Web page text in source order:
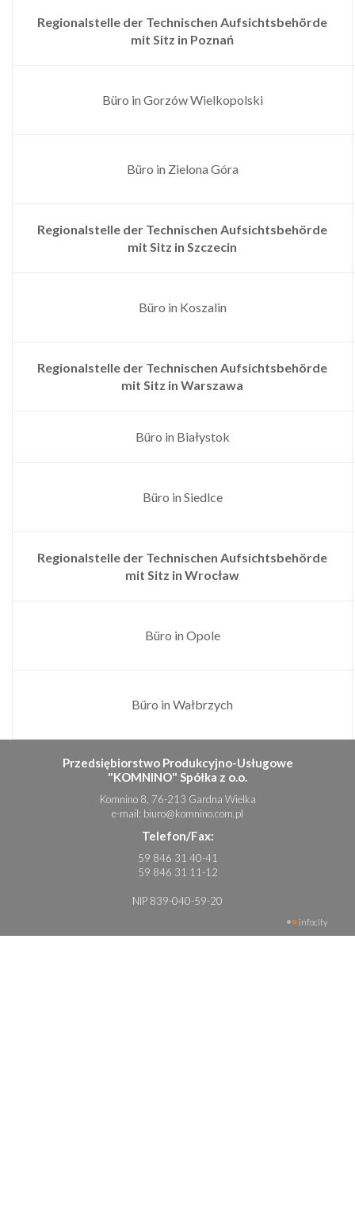
Regionalstelle der Technischen Aufsichtsbehörde
mit Sitz in Poznań
Büro in Gorzów Wielkopolski
Büro in Zielona Góra
Regionalstelle der Technischen Aufsichtsbehörde
mit Sitz in Szczecin
Büro in Koszalin
Regionalstelle der Technischen Aufsichtsbehörde
mit Sitz in Warszawa
Büro in Białystok
Büro in Siedlce
Regionalstelle der Technischen Aufsichtsbehörde
mit Sitz in Wrocław
Büro in Opole
Büro in Wałbrzych
Przedsiębiorstwo Produkcyjno-Usługowe
"KOMNINO" Spółka z o.o.
Komnino 8, 76-213 Gardna Wielka
e-mail: biuro@komnino.com.pl
Telefon/Fax:
59 846 31 40-41
59 846 31 11-12
NIP 839-040-59-20
infocity